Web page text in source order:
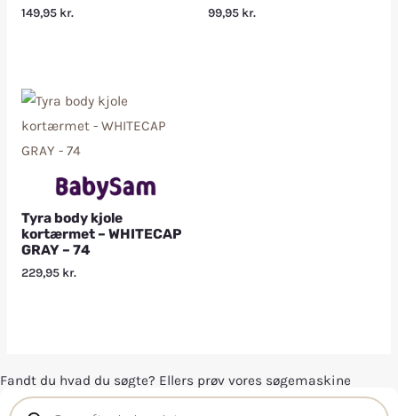
149,95 kr. 99,95 kr.
Tyra body kjole
kortærmet – WHITECAP
GRAY – 74
229,95 kr.
Fandt du hvad du søgte? Ellers prøv vores søgemaskine